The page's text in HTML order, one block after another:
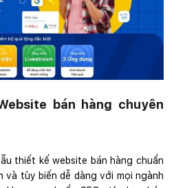
bán hàng chuyên
thiết kế website bán hàng chuẩn
và tùy biến dễ dàng với mọi ngành